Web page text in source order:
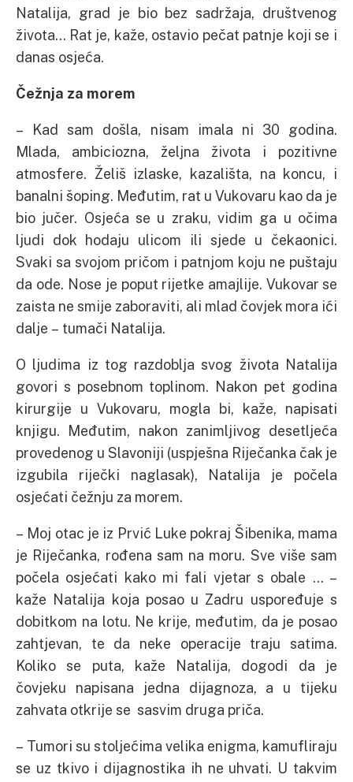
Natalija, grad je bio bez sadržaja, društvenog
života… Rat je, kaže, ostavio pečat patnje koji se i
danas osjeća.
Čežnja za morem
– Kad sam došla, nisam imala ni 30 godina.
Mlada, ambiciozna, željna života i pozitivne
atmosfere. Želiš izlaske, kazališta, na koncu, i
banalni šoping. Međutim, rat u Vukovaru kao da je
bio jučer. Osjeća se u zraku, vidim ga u očima
ljudi dok hodaju ulicom ili sjede u čekaonici.
Svaki sa svojom pričom i patnjom koju ne puštaju
da ode. Nose je poput rijetke amajlije. Vukovar se
zaista ne smije zaboraviti, ali mlad čovjek mora ići
dalje – tumači Natalija.
O ljudima iz tog razdoblja svog života Natalija
govori s posebnom toplinom. Nakon pet godina
kirurgije u Vukovaru, mogla bi, kaže, napisati
knjigu. Međutim, nakon zanimljivog desetljeća
provedenog u Slavoniji (uspješna Riječanka čak je
izgubila riječki naglasak), Natalija je počela
osjećati čežnju za morem.
– Moj otac je iz Prvić Luke pokraj Šibenika, mama
je Riječanka, rođena sam na moru. Sve više sam
počela osjećati kako mi fali vjetar s obale … –
kaže Natalija koja posao u Zadru uspoređuje s
dobitkom na lotu. Ne krije, međutim, da je posao
zahtjevan, te da neke operacije traju satima.
Koliko se puta, kaže Natalija, dogodi da je
čovjeku napisana jedna dijagnoza, a u tijeku
zahvata otkrije se sasvim druga priča.
– Tumori su stoljećima velika enigma, kamufliraju
se uz tkivo i dijagnostika ih ne uhvati. U takvim